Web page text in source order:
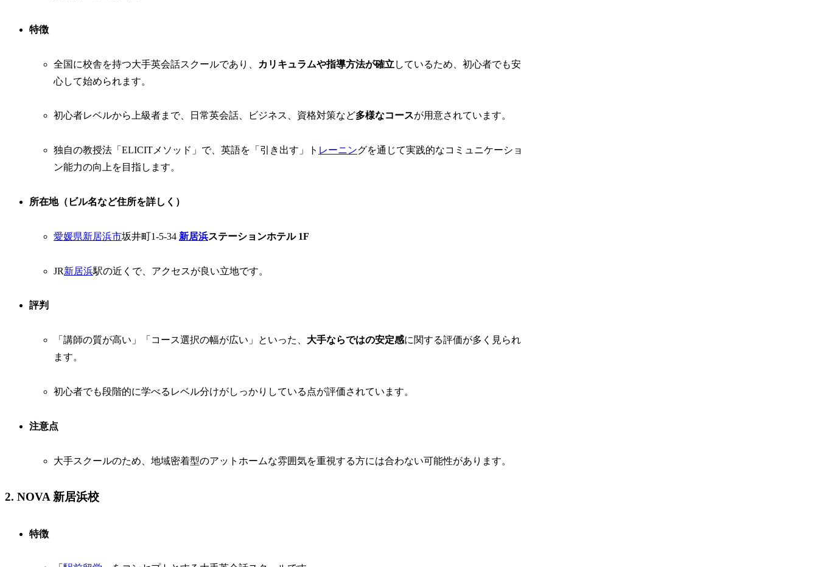
特徴
全国に校舎を持つ大手英会話スクールであり、 カリキュラムや指導方法が確立 しているため、初心者でも安
心して始められます。
初心者レベルから上級者まで、日常英会話、ビジネス、資格対策など多様なコースが用意されています。
独自の教授法「ELICITメソッド」で、英語を「引き出す」ト レーニングを通じて実践的なコミュニケーショ
ン能力の向上を目指します。
所在地（ビル名など住所を詳しく）
愛媛県新居浜市坂井町1-5-34 新居浜ステーションホテル 1F
JR新居浜駅の近くで、アクセスが良い立地です。
評判
「講師の質が高い」「コース選択の幅が広い」といった、 大手ならではの安定感に関する評価が多く見られ
ます。
初心者でも段階的に学べるレベル分けがしっかりしている点が評価されています。
注意点
大手スクールのため、地域密着型のアットホームな雰囲気を重視する方には合わない可能性があります。
2. NOVA 新居浜校
特徴